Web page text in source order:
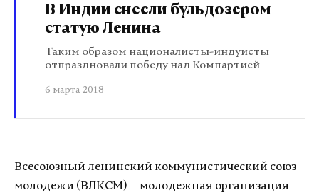
В Индии снесли бульдозером
статую Ленина
Таким образом националисты-индуисты
отпраздновали победу над Компартией
6 марта 2018
Всесоюзный ленинский коммунистический союз
молодежи (ВЛКСМ) — молодежная организация